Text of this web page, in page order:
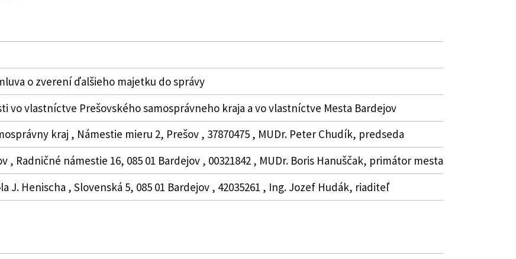
o zverení ďalšieho majetku do správy
vo vlastníctve Prešovského samosprávneho kraja a vo vlastníctve Mesta Bardejov
kraj , Námestie mieru 2, Prešov , 37870475 , MUDr. Peter Chudík, predseda
, Radničné námestie 16, 085 01 Bardejov , 00321842 , MUDr. Boris Hanuščak, primátor mesta
J. Henischa , Slovenská 5, 085 01 Bardejov , 42035261 , Ing. Jozef Hudák, riaditeľ